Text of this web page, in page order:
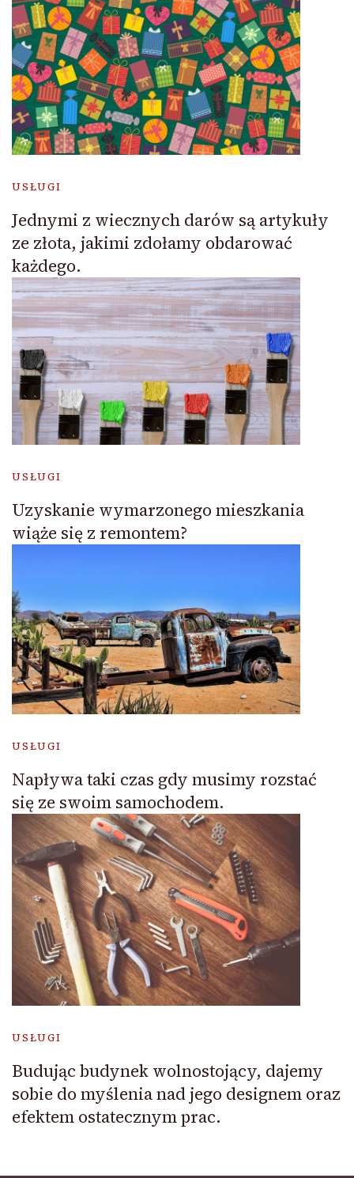
USŁUGI
Jednymi z wiecznych darów są artykuły
ze złota, jakimi zdołamy obdarować
każdego.
USŁUGI
Uzyskanie wymarzonego mieszkania
wiąże się z remontem?
USŁUGI
Napływa taki czas gdy musimy rozstać
się ze swoim samochodem.
USŁUGI
Budując budynek wolnostojący, dajemy
sobie do myślenia nad jego designem oraz
efektem ostatecznym prac.